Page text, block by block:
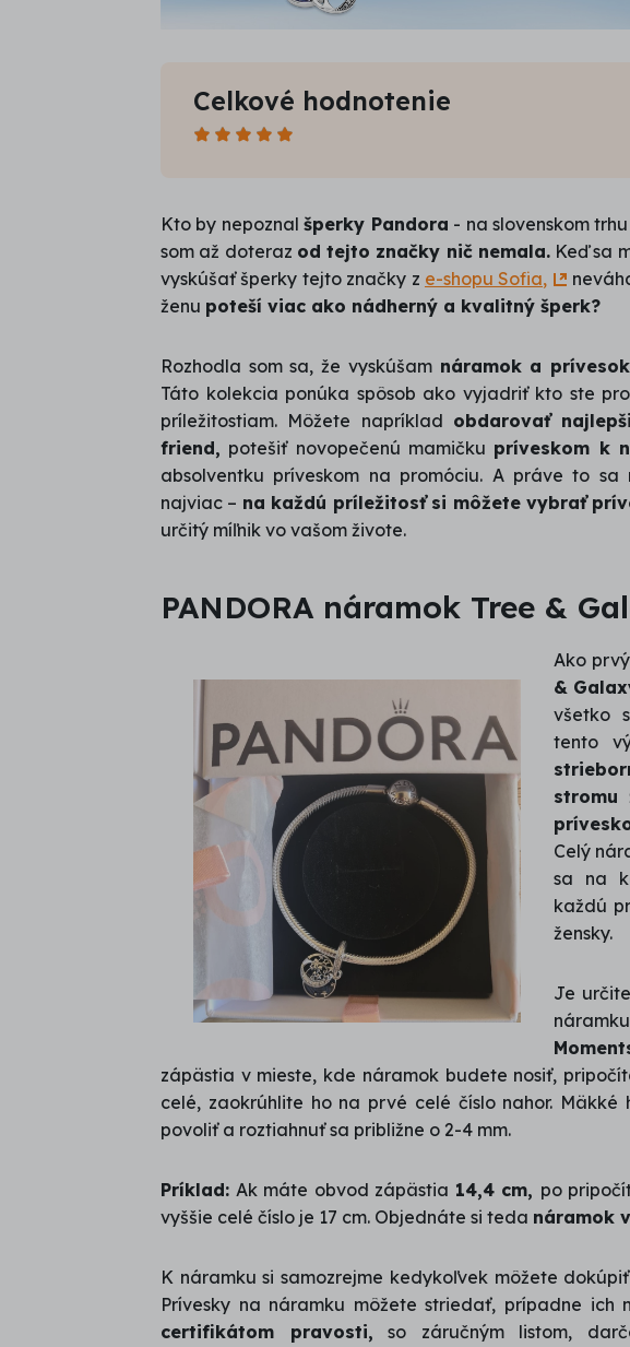
Celkové hodnotenie
/
5
Kto by nepoznalšperky Pandora - na slovenskom
som až doteraz od tejto značky nič nemala.Keď sa
vyskúšať šperky tejto značky z e-shopu Sofia,
ženu poteší viac ako nádherný a kvalitný šperk?
Rozhodla som sa, že vyskúšam náramok a
Táto kolekcia ponúka spôsob ako vyjadriť kto ste
príležitostiam. Môžete napríklad obdarovať
friend, potešiť novopečenú mamičku príveskom k
absolventku príveskom na promóciu. A práve to
najviac – na každú príležitosť si môžete vybrať
určitý míľnik vo vašom živote.
PANDORA náramok Tree &
Ako
&
všetko
tento
stromu
Celý
sa na
každú
žensky.
Je
zápästia v mieste, kde náramok budete nosiť,
celé, zaokrúhlite ho na prvé celé číslo nahor. Mäkké
povoliť a roztiahnuť sa približne o 2-4 mm.
Príklad: Ak máte obvod zápästia 14,4 cm, po
vyššie celé číslo je 17 cm. Objednáte si teda náramok
K náramku si samozrejme kedykoľvek môžete dokúpiť
Prívesky na náramku môžete striedať, prípadne ich
certifikátom pravosti, so záručným listom,